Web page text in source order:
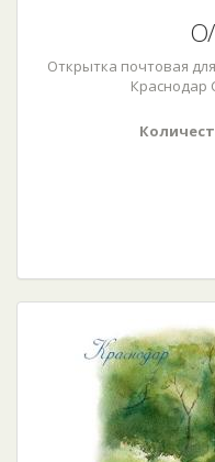
Открытка почтовая
Краснодар